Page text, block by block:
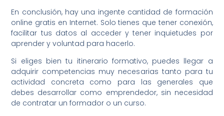
En conclusión, hay una ingente cantidad de formación
online gratis en Internet. Solo tienes que tener conexión,
facilitar tus datos al acceder y tener inquietudes por
aprender y voluntad para hacerlo.
Si eliges bien tu itinerario formativo, puedes llegar a
adquirir competencias muy necesarias tanto para tu
actividad concreta como para las generales que
debes desarrollar como emprendedor, sin necesidad
de contratar un formador o un curso.